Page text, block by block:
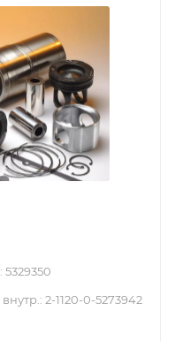
5329350
2-1120-0-5273942